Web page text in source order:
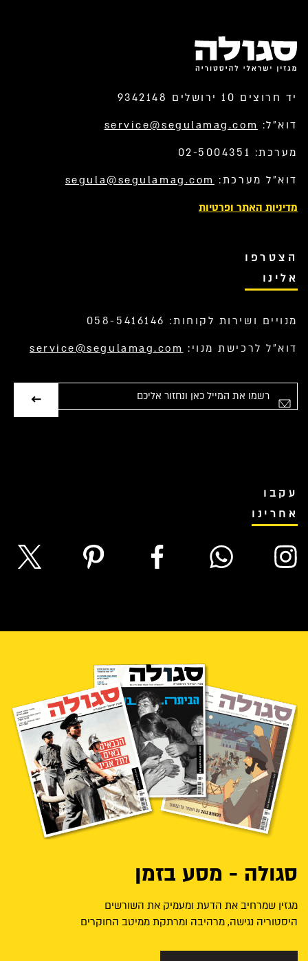
יד חרוצים 10 ירושלים 9342148
דוא”ל: service@segulamag.com
מערכת: 02-5004351
דוא”ל מערכת: segula@segulamag.com
מדיניות האתר ופרטיות
הצטרפו
אלינו
מנויים ושירות לקוחות: 058-5416146
דוא”ל לרכישת מנוי: service@segulamag.com
עקבו
אחרינו
סגולה - מסע בזמן
מגזין שמרחיב את הדעת ומעמיק את השורשים
היסטוריה נגישה, מרהיבה ומרתקת ממיטב החוקרים